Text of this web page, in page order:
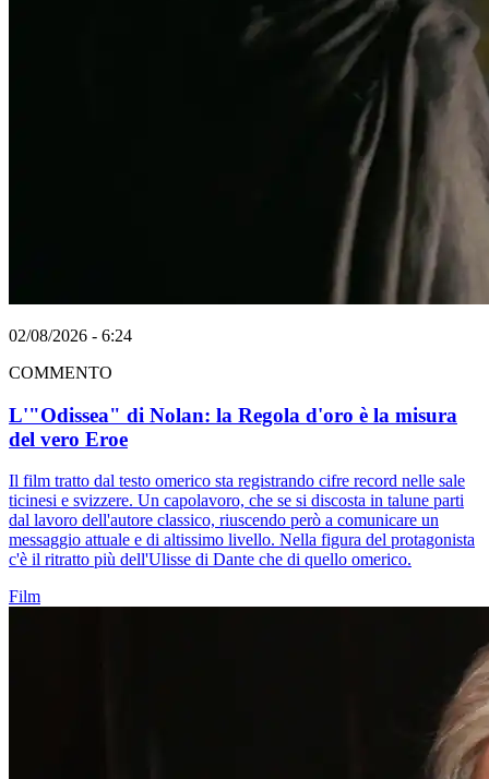
02/08/2026 - 6:24
COMMENTO
L'"Odissea" di Nolan: la Regola d'oro è la misura
del vero Eroe
Il film tratto dal testo omerico sta registrando cifre record nelle sale
ticinesi e svizzere. Un capolavoro, che se si discosta in talune parti
dal lavoro dell'autore classico, riuscendo però a comunicare un
messaggio attuale e di altissimo livello. Nella figura del protagonista
c'è il ritratto più dell'Ulisse di Dante che di quello omerico.
Film